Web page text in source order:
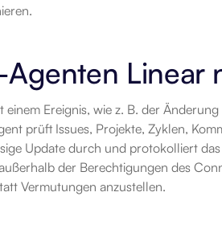
Linear
Ereignis, wie z. B. der
prüft Issues, Projekte, Zyklen,
Update durch und protokolliert
der Berechtigungen des
Vermutungen anzustellen.